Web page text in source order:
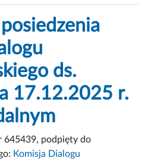
posiedzenia
ds.
17.12.2025 r.
645439, podpięty do
Komisja Dialogu